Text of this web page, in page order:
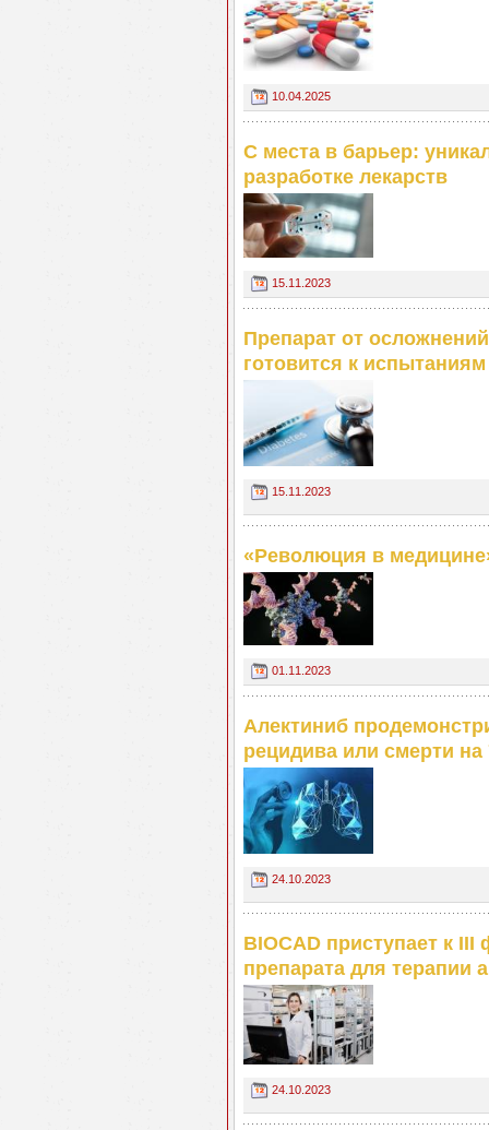
10.04.2025
С места в барьер:
разработке лекарств
15.11.2023
Препарат от
готовится к
15.11.2023
«Революция в
01.11.2023
Алектиниб
рецидива или смерти
24.10.2023
BIOCAD приступает к
препарата для терапии
24.10.2023